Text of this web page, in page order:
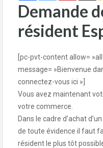
Demande
résident
[pc-pvt-content allow=
message= »Bienvenue
connectez-vous ici »]
Vous avez maintenant
votre commerce.
Dans le cadre d’achat
de toute évidence il faut
résident le plus tôt